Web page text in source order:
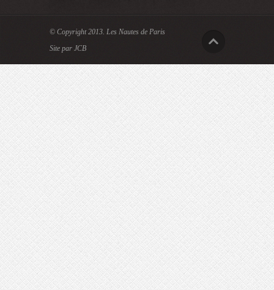
© Copyright 2013. Les Nautes de Paris
Site par JCB